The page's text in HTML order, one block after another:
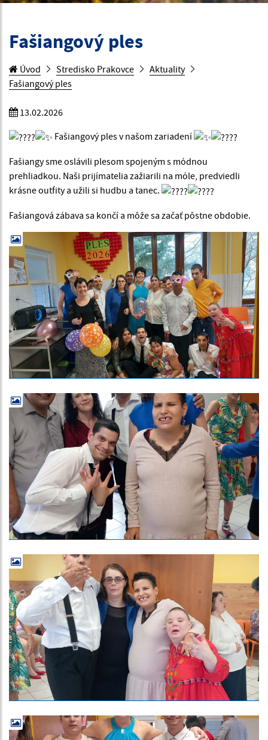
Fašiangový ples
Úvod Stredisko Prakovce
Aktuality
Fašiangový ples
13.02.2026
Fašiangový ples v našom zariadení
Fašiangy sme oslávili plesom spojeným s módnou
prehliadkou. Naši prijímatelia zažiarili na móle, predviedli
krásne outfity a užili si hudbu a tanec.
Fašiangová zábava sa končí a môže sa začať pôstne obdobie.